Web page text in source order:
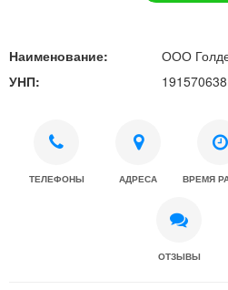
Наименование:
ООО
УНП:
191570638
ТЕЛЕФОНЫ АДРЕСА ВРЕМЯ
ОТЗЫВЫ